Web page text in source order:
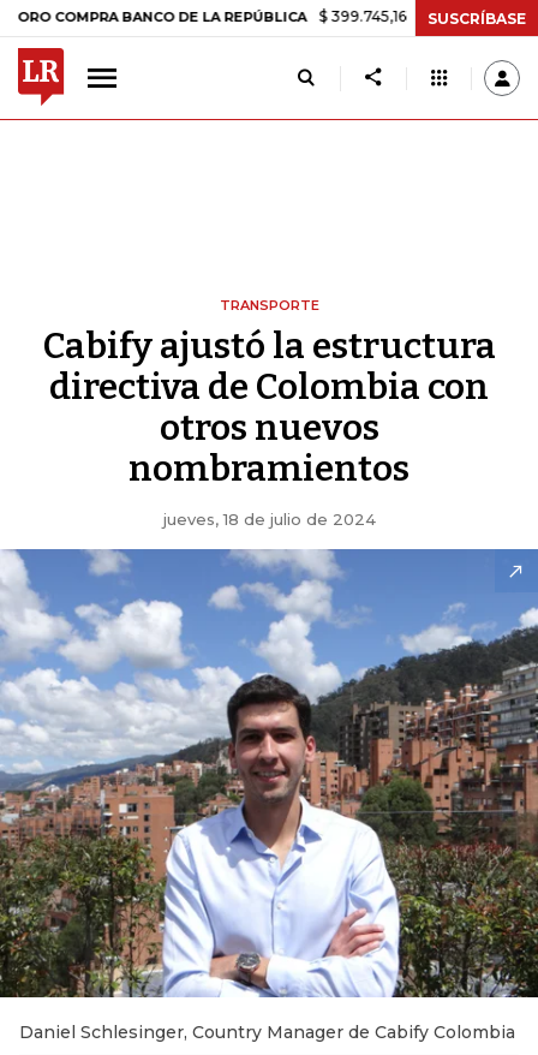
BANCO DE LA REPÚBLICA $ 399.745,16 +$ 2.295,71 +0,58%
SUSCRÍBASE
TRANSPORTE
Cabify ajustó la estructura
directiva de Colombia con
otros nuevos
nombramientos
jueves, 18 de julio de 2024
Daniel Schlesinger, Country Manager de Cabify Colombia